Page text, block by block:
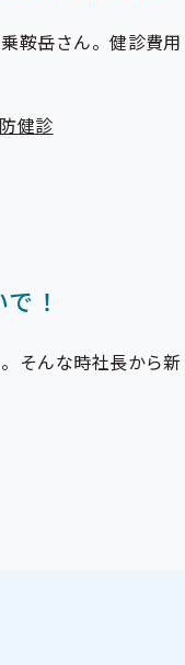
鞍岳さん。健診費用
健診
！
そんな時社長から新